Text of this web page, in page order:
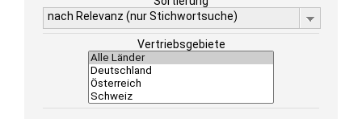
nach Relevanz (nur Stichwortsuche)
Vertriebsgebiete